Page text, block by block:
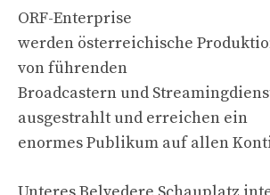
ORF-Enterprise
werden österreichische
von führenden
Broadcastern und
ausgestrahlt und erreichen ein
enormes Publikum auf allen